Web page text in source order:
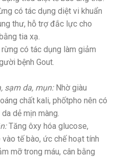
có tác dụng diệt vi khuẩn
thư, hỗ trợ đắc lực cho
tia xạ.
có tác dụng làm giảm
bệnh Gout.
sạm da, mụn:Nhờ giàu
chất kali, phốtpho nên có
dẻ mịn màng.
Tăng ôxy hóa glucose,
tế bào, ức chế hoạt tính
mỡ trong máu, cân bằng